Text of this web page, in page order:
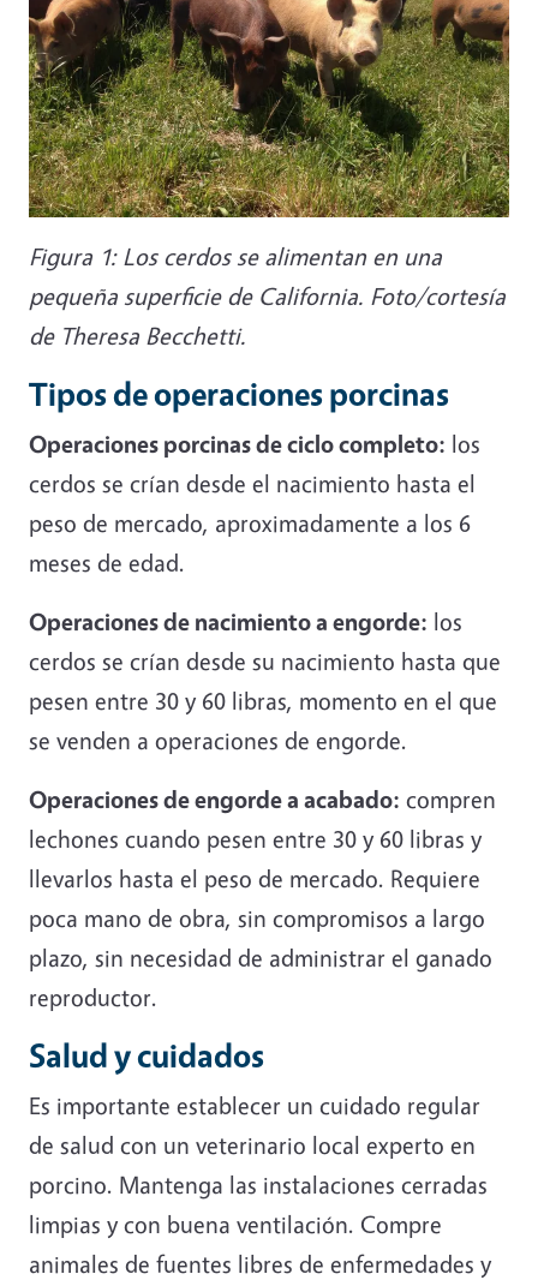
Figura 1: Los cerdos se alimentan en una
pequeña superficie de California. Foto/cortesía
de Theresa Becchetti.
Tipos de operaciones porcinas
Operaciones porcinas de ciclo completo: los
cerdos se crían desde el nacimiento hasta el
peso de mercado, aproximadamente a los 6
meses de edad.
Operaciones de nacimiento a engorde: los
cerdos se crían desde su nacimiento hasta que
pesen entre 30 y 60 libras, momento en el que
se venden a operaciones de engorde.
Operaciones de engorde a acabado: compren
lechones cuando pesen entre 30 y 60 libras y
llevarlos hasta el peso de mercado. Requiere
poca mano de obra, sin compromisos a largo
plazo, sin necesidad de administrar el ganado
reproductor.
Salud y cuidados
Es importante establecer un cuidado regular
de salud con un veterinario local experto en
porcino. Mantenga las instalaciones cerradas
limpias y con buena ventilación. Compre
animales de fuentes libres de enfermedades y